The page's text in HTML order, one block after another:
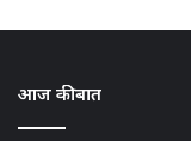
आज की बात